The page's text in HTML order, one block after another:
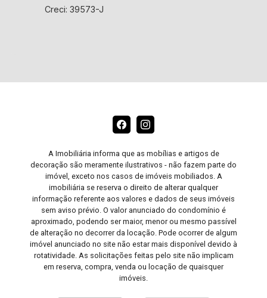
Creci: 39573-J
A Imobiliária informa que as mobílias e artigos de
decoração são meramente ilustrativos - não fazem parte do
imóvel, exceto nos casos de imóveis mobiliados. A
imobiliária se reserva o direito de alterar qualquer
informação referente aos valores e dados de seus imóveis
sem aviso prévio. O valor anunciado do condomínio é
aproximado, podendo ser maior, menor ou mesmo passível
de alteração no decorrer da locação. Pode ocorrer de algum
imóvel anunciado no site não estar mais disponível devido à
rotatividade. As solicitações feitas pelo site não implicam
em reserva, compra, venda ou locação de quaisquer
imóveis.